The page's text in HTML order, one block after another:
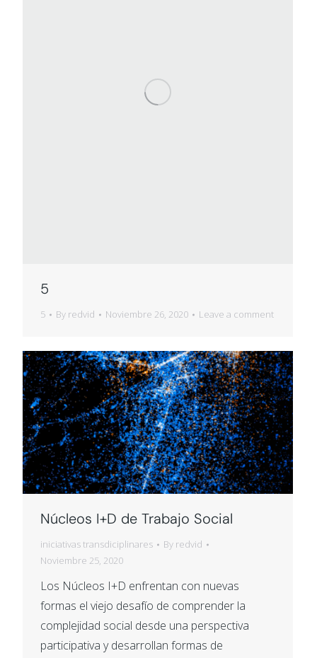
5
5 By redvid Noviembre 26, 2020 Leave a comment
Núcleos I+D de Trabajo Social
iniciativas transdiciplinares By redvid
Noviembre 25, 2020
Los Núcleos I+D enfrentan con nuevas
formas el viejo desafío de comprender la
complejidad social desde una perspectiva
participativa y desarrollan formas de